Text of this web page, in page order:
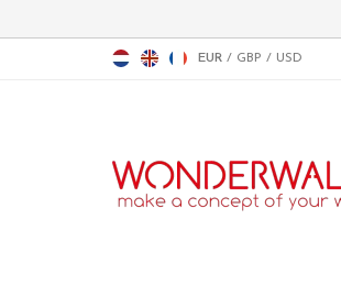
EUR / GBP / USD